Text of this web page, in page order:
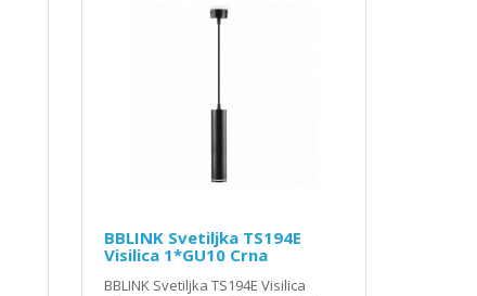
BBLINK Svetiljka TS194E
Visilica 1*GU10 Crna
BBLINK Svetiljka TS194E Visilica